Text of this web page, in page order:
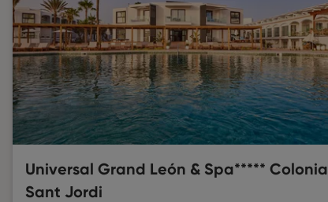
Universal Grand León & Spa***** Colonia
Sant Jordi